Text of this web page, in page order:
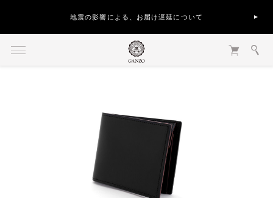
地震の影響による、お届け遅延について